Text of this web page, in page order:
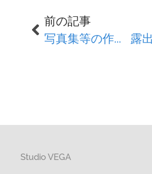
前の記事
写真集等の作成、販売について
Studio VEGA